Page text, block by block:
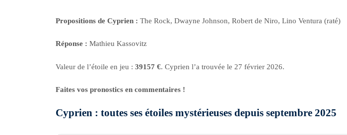
Propositions de Cyprien : The Rock, Dwayne Johnson, Robert de Niro, Lino Ventura (raté)
Réponse : Mathieu Kassovitz
Valeur de l’étoile en jeu : 39157 €. Cyprien l’a trouvée le 27 février 2026.
Faites vos pronostics en commentaires !
Cyprien : toutes ses étoiles mystérieuses depuis septembre 2025